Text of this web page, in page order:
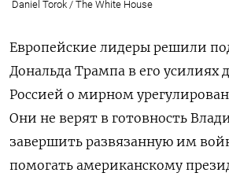
Daniel Torok / The White House
Европейские лидеры решили
Дональда Трампа в его усилиях
Россией о мирном
Они не верят в готовность
завершить развязанную им
помогать американскому